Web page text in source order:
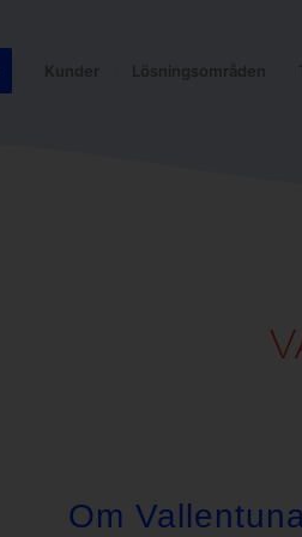
Kunder Lösningsområden
Om